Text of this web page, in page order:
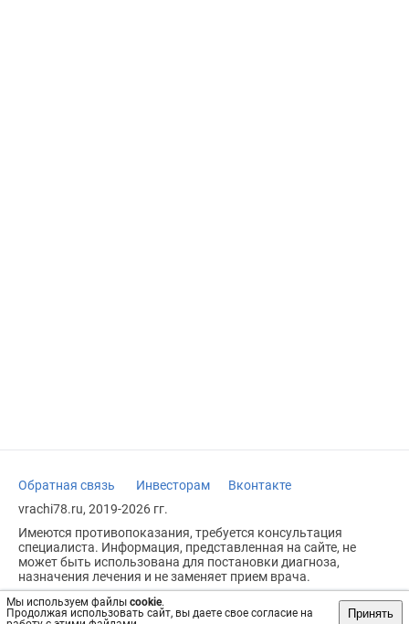
Мы используем файлы cookie.
Продолжая использовать сайт, вы даете свое согласие на
Принять
Обратная связь Инвесторам
Вконтакте
vrachi78.ru, 2019-2026 гг.
Имеются противопоказания, требуется консультация
специалиста. Информация, представленная на сайте, не
может быть использована для постановки диагноза,
назначения лечения и не заменяет прием врача.
Возрастное ограничение: 18+